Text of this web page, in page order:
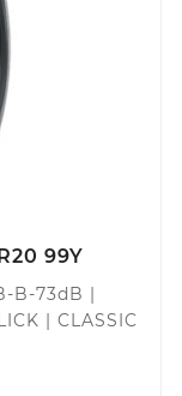
99Y
B-73dB |
| CLASSIC